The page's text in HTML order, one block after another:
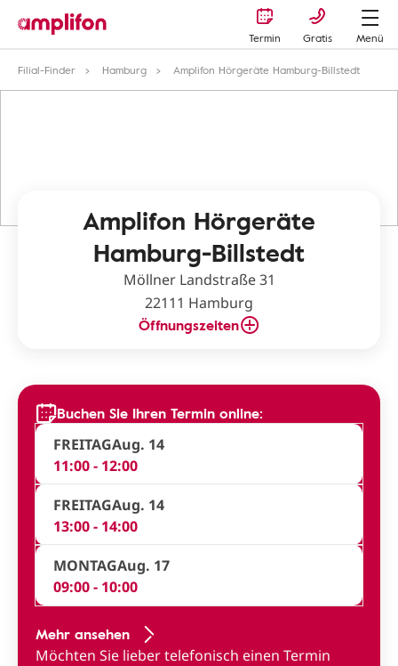
Termin Gratis
Menü
Filial-Finder
Hamburg Amplifon Hörgeräte Hamburg-Billstedt
Amplifon Hörgeräte
Hamburg-Billstedt
Möllner Landstraße 31
22111 Hamburg
Öffnungszeiten
Buchen Sie Ihren Termin online:
FREITAGAug. 14
11:00 - 12:00
FREITAGAug. 14
13:00 - 14:00
MONTAGAug. 17
09:00 - 10:00
Mehr ansehen
Möchten Sie lieber telefonisch einen Termin